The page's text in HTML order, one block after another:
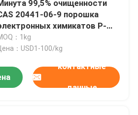
99,5% очищенности
20441-06-9 порошка
химикатов P-
белая
：1kg
Цена：USD1-100/kg
контактные
данные